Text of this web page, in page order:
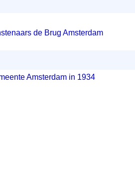
de Brug Amsterdam
Amsterdam in 1934